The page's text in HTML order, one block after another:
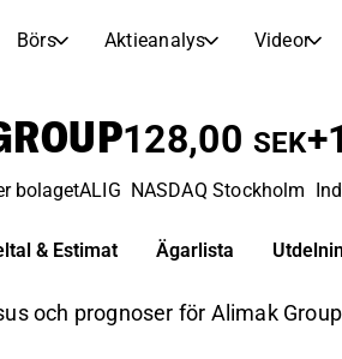
Börs Aktieanalys Videor
Börs
Börskalender
Aktieanalys
Portfölj
inderesTV
Transkriptioner
Aktiejämförelse
Earnings Season
128,00 SEK
bolagetALIG NASDAQ Stockholm
& Estimat Ägarlista
och prognoser för Alimak